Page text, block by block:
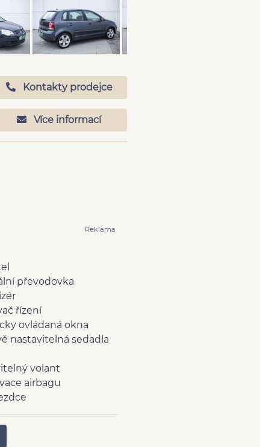
Kontakty prodejce
Více informací
Reklama
převodovka
řízení
ovládaná okna
nastavitelná sedadla
volant
airbagu